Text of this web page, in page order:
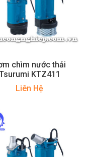
chìm nước thải
KTZ411
Liên Hệ